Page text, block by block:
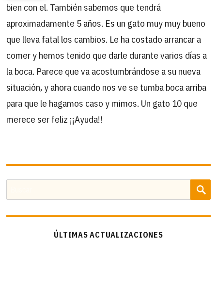
bien con el. También sabemos que tendrá
aproximadamente 5 años. Es un gato muy muy bueno
que lleva fatal los cambios. Le ha costado arrancar a
comer y hemos tenido que darle durante varios días a
la boca. Parece que va acostumbrándose a su nueva
situación, y ahora cuando nos ve se tumba boca arriba
para que le hagamos caso y mimos. Un gato 10 que
merece ser feliz ¡¡Ayuda!!
por:
ÚLTIMAS ACTUALIZACIONES